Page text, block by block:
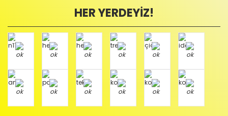
HER YERDEYİZ!